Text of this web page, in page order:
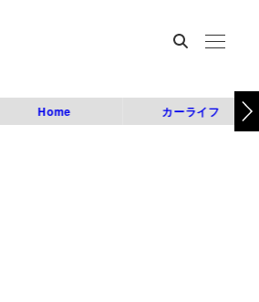
Home カーライフ